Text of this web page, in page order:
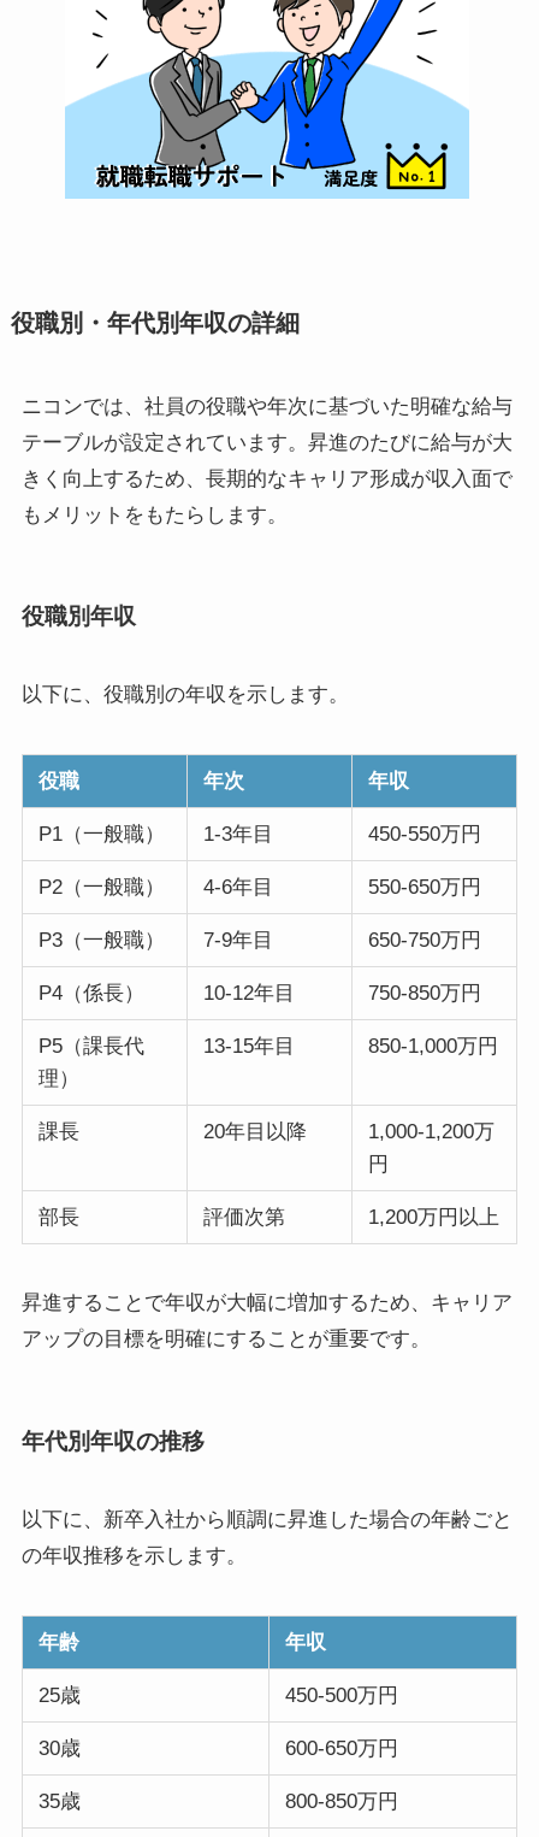
役職別・年代別年収の詳細
ニコンでは、社員の役職や年次に基づいた明確な給与
テーブルが設定されています。昇進のたびに給与が大
きく向上するため、長期的なキャリア形成が収入面で
もメリットをもたらします。
役職別年収
以下に、役職別の年収を示します。
役職 年次 年収
P1（一般職） 1-3年目 450-550万円
P2（一般職） 4-6年目 550-650万円
P3（一般職） 7-9年目 650-750万円
P4（係長） 10-12年目 750-850万円
P5（課長代
理）
13-15年目 850-1,000万円
課長 20年目以降
1,000-1,200万
円
部長 評価次第 1,200万円以上
昇進することで年収が大幅に増加するため、キャリア
アップの目標を明確にすることが重要です。
年代別年収の推移
以下に、新卒入社から順調に昇進した場合の年齢ごと
の年収推移を示します。
年齢 年収
25歳 450-500万円
30歳 600-650万円
35歳 800-850万円